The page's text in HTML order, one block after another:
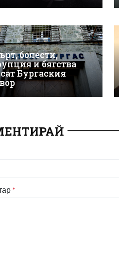
болести,
и бягства
Бургаския
*